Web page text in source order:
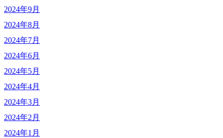
2024年9月
2024年8月
2024年7月
2024年6月
2024年5月
2024年4月
2024年3月
2024年2月
2024年1月